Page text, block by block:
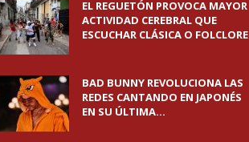
EL REGUETÓN PROVOCA MAYOR
ACTIVIDAD CEREBRAL QUE
ESCUCHAR CLÁSICA O FOLCLORE
BAD BUNNY REVOLUCIONA LAS
REDES CANTANDO EN JAPONÉS
EN SU ÚLTIMA...